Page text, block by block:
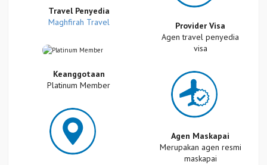
Travel Penyedia
Maghfirah Travel
Keanggotaan
Platinum Member
Provider Visa
Agen travel penyedia
visa
Agen Maskapai
Merupakan agen resmi
maskapai